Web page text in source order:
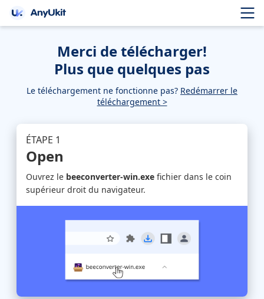
Merci de télécharger!
Plus que quelques pas
Le téléchargement ne fonctionne pas? Redémarrer le
téléchargement >
ÉTAPE 1
Open
Ouvrez le beeconverter-win.exe fichier dans le coin
supérieur droit du navigateur.